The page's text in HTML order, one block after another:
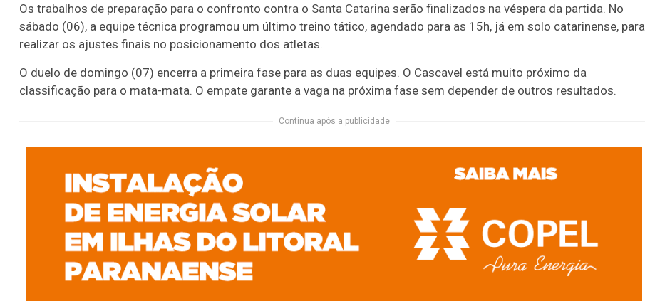
Os trabalhos de preparação para o confronto contra o Santa Catarina serão finalizados na véspera da partida. No
sábado (06), a equipe técnica programou um último treino tático, agendado para as 15h, já em solo catarinense, para
realizar os ajustes finais no posicionamento dos atletas.
O duelo de domingo (07) encerra a primeira fase para as duas equipes. O Cascavel está muito próximo da
classificação para o mata-mata. O empate garante a vaga na próxima fase sem depender de outros resultados.
Continua após a publicidade